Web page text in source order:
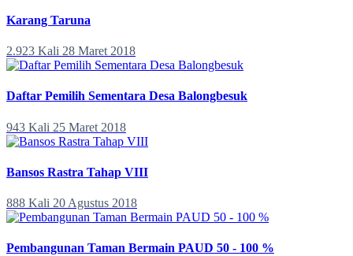
Karang Taruna
2.923 Kali 28 Maret 2018
Daftar Pemilih Sementara Desa Balongbesuk
943 Kali 25 Maret 2018
Bansos Rastra Tahap VIII
888 Kali 20 Agustus 2018
Pembangunan Taman Bermain PAUD 50 - 100 %